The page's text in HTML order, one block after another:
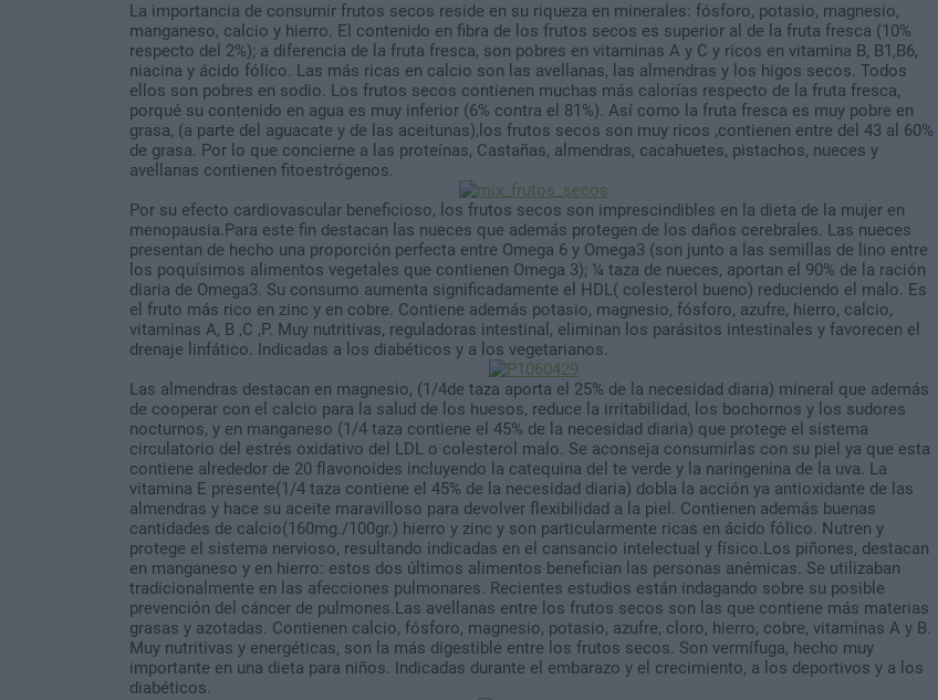
La importancia de consumir frutos secos reside en su riqueza en minerales: fósforo, potasio, magnesio,
manganeso, calcio y hierro. El contenido en fibra de los frutos secos es superior al de la fruta fresca (10%
respecto del 2%); a diferencia de la fruta fresca, son pobres en vitaminas A y C y ricos en vitamina B, B1,B6,
niacina y ácido fólico. Las más ricas en calcio son las avellanas, las almendras y los higos secos. Todos
ellos son pobres en sodio. Los frutos secos contienen muchas más calorías respecto de la fruta fresca,
porqué su contenido en agua es muy inferior (6% contra el 81%). Así como la fruta fresca es muy pobre en
grasa, (a parte del aguacate y de las aceitunas),los frutos secos son muy ricos ,contienen entre del 43 al 60%
de grasa. Por lo que concierne a las proteínas, Castañas, almendras, cacahuetes, pistachos, nueces y
avellanas contienen fitoestrógenos.
Por su efecto cardiovascular beneficioso, los frutos secos son imprescindibles en la dieta de la mujer en
menopausia.Para este fin destacan las nueces que además protegen de los daños cerebrales. Las nueces
presentan de hecho una proporción perfecta entre Omega 6 y Omega3 (son junto a las semillas de lino entre
los poquísimos alimentos vegetales que contienen Omega 3); ¼ taza de nueces, aportan el 90% de la ración
diaria de Omega3. Su consumo aumenta significadamente el HDL( colesterol bueno) reduciendo el malo. Es
el fruto más rico en zinc y en cobre. Contiene además potasio, magnesio, fósforo, azufre, hierro, calcio,
vitaminas A, B ,C ,P. Muy nutritivas, reguladoras intestinal, eliminan los parásitos intestinales y favorecen el
drenaje linfático. Indicadas a los diabéticos y a los vegetarianos.
Las almendras destacan en magnesio, (1/4de taza aporta el 25% de la necesidad diaria) mineral que además
de cooperar con el calcio para la salud de los huesos, reduce la irritabilidad, los bochornos y los sudores
nocturnos, y en manganeso (1/4 taza contiene el 45% de la necesidad diaria) que protege el sistema
circulatorio del estrés oxidativo del LDL o colesterol malo. Se aconseja consumirlas con su piel ya que esta
contiene alrededor de 20 flavonoides incluyendo la catequina del te verde y la naringenina de la uva. La
vitamina E presente(1/4 taza contiene el 45% de la necesidad diaria) dobla la acción ya antioxidante de las
almendras y hace su aceite maravilloso para devolver flexibilidad a la piel. Contienen además buenas
cantidades de calcio(160mg./100gr.) hierro y zinc y son particularmente ricas en ácido fólico. Nutren y
protege el sistema nervioso, resultando indicadas en el cansancio intelectual y físico.Los piñones, destacan
en manganeso y en hierro: estos dos últimos alimentos benefician las personas anémicas. Se utilizaban
tradicionalmente en las afecciones pulmonares. Recientes estudios están indagando sobre su posible
prevención del cáncer de pulmones.Las avellanas entre los frutos secos son las que contiene más materias
grasas y azotadas. Contienen calcio, fósforo, magnesio, potasio, azufre, cloro, hierro, cobre, vitaminas A y B.
Muy nutritivas y energéticas, son la más digestible entre los frutos secos. Son vermífuga, hecho muy
importante en una dieta para niños. Indicadas durante el embarazo y el crecimiento, a los deportivos y a los
diabéticos.